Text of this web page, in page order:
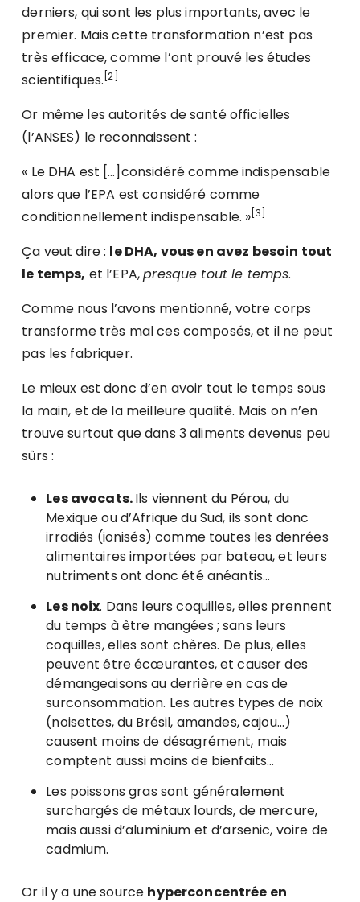
derniers, qui sont les plus importants, avec le
premier. Mais cette transformation n’est pas
très efficace, comme l’ont prouvé les études
scientifiques. [2]
Or même les autorités de santé officielles
(l’ANSES) le reconnaissent :
« Le DHA est […]considéré comme indispensable
alors que l’EPA est considéré comme
conditionnellement indispensable. » [3]
Ça veut dire : le DHA, vous en avez besoin tout
le temps, et l’EPA,presque tout le temps.
Comme nous l’avons mentionné, votre corps
transforme très mal ces composés, et il ne peut
pas les fabriquer.
Le mieux est donc d’en avoir tout le temps sous
la main, et de la meilleure qualité. Mais on n’en
trouve surtout que dans 3 aliments devenus peu
sûrs :
Les avocats.Ils viennent du Pérou, du
Mexique ou d’Afrique du Sud, ils sont donc
irradiés (ionisés) comme toutes les denrées
alimentaires importées par bateau, et leurs
nutriments ont donc été anéantis…
Les noix. Dans leurs coquilles, elles prennent
du temps à être mangées ; sans leurs
coquilles, elles sont chères. De plus, elles
peuvent être écœurantes, et causer des
démangeaisons au derrière en cas de
surconsommation. Les autres types de noix
(noisettes, du Brésil, amandes, cajou…)
causent moins de désagrément, mais
comptent aussi moins de bienfaits…
Les poissons gras sont généralement
surchargés de métaux lourds, de mercure,
mais aussi d’aluminium et d’arsenic, voire de
cadmium.
Or il y a une source hyperconcentrée en